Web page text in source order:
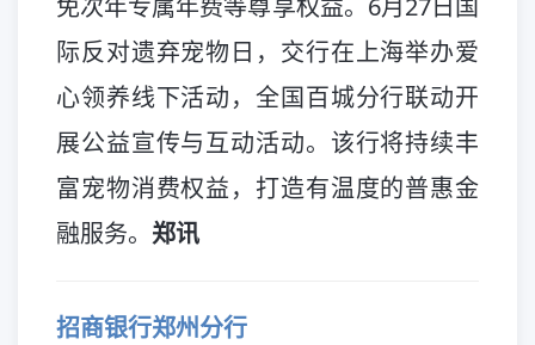
际反对遗弃宠物日，交行在上海举办爱
心领养线下活动，全国百城分行联动开
展公益宣传与互动活动。该行将持续丰
富宠物消费权益，打造有温度的普惠金
融服务。 郑讯
招商银行郑州分行